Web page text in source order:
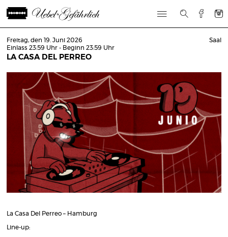
Freitag, den 19. Juni 2026
Einlass 23:59 Uhr - Beginn 23:59 Uhr
LA CASA DEL PERREO
Saal
La Casa Del Perreo – Hamburg
Line-up: